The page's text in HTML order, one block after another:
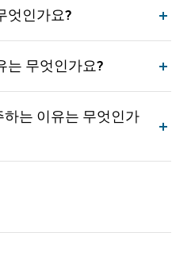
엇인가요?
는 무엇인가요?
는 이유는 무엇인가